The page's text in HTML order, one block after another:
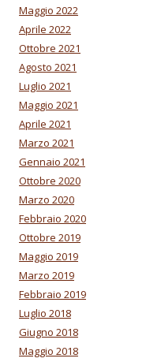
Maggio 2022
Aprile 2022
Ottobre 2021
Agosto 2021
Luglio 2021
Maggio 2021
Aprile 2021
Marzo 2021
Gennaio 2021
Ottobre 2020
Marzo 2020
Febbraio 2020
Ottobre 2019
Maggio 2019
Marzo 2019
Febbraio 2019
Luglio 2018
Giugno 2018
Maggio 2018